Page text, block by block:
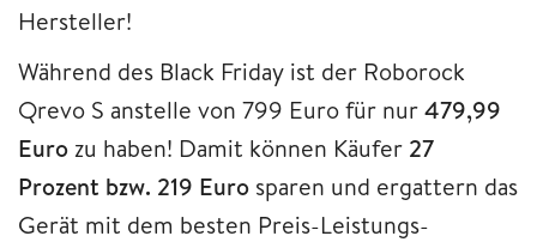
Hersteller!
Während des Black Friday ist der Roborock
Qrevo S anstelle von 799 Euro für nur479,99
Eurozu haben! Damit können Käufer 27
Prozent bzw. 219 Euro sparen und ergattern das
Gerät mit dem besten Preis-Leistungs-